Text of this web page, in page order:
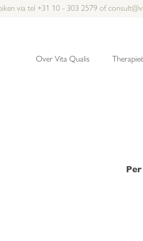
via tel +31 10 - 303 2579 of
Over Vita Qualis